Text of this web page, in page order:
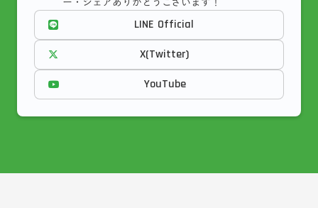
LINE Official
X(Twitter)
YouTube